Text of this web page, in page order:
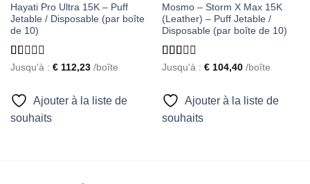
Hayati Pro Ultra 15K – Puff
Jetable / Disposable (par boîte
de 10)
Rated
of
Jusqu'à : €112,23/boîte
Ajouter à la liste de
souhaits
Mosmo – Storm X Max 15K
(Leather) – Puff Jetable /
Disposable (par boîte de 10)
Rated
of 5
Jusqu'à : €104,40/boîte
Ajouter à la liste de
souhaits